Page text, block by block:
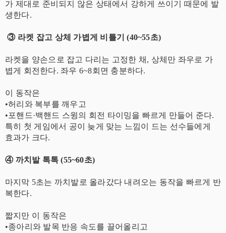
가 제대로 준비되지 않은 상태에서 강하게 쓰이기 때문에 발
생한다.
③ 라켓 잡고 상체 가볍게 비틀기 (40~55초)
라켓을 양손으로 잡고 다리는 고정한 채, 상체만 좌우로 가
볍게 회전한다. 좌우 6~8회면 충분하다.
이 동작은
•허리와 복부를 깨우고
•포핸드·백핸드 스윙의 회전 타이밍을 빠르게 만들어 준다.
특히 첫 게임에서 공이 늦게 맞는 느낌이 드는 선수들에게
효과가 크다.
④ 까치발 톡톡 (55~60초)
마지막 5초는 까치발로 올라갔다 내려오는 동작을 빠르게 반
복한다.
짧지만 이 동작은
•종아리와 발목 반응 속도를 끌어올리고